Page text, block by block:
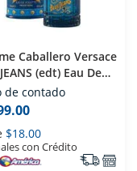
Caballero Versace
(edt) Eau De
75 Ml
de contado
$18.00
con Crédito